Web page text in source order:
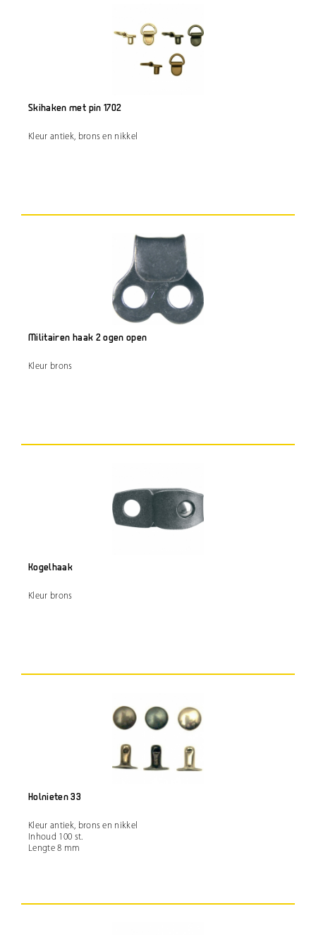
Skihaken met pin 1702
Kleur antiek, brons en nikkel
Militairen haak 2 ogen open
Kleur brons
Kogelhaak
Kleur brons
Holnieten 33
Kleur antiek, brons en nikkel
Inhoud 100 st.
Lengte 8 mm